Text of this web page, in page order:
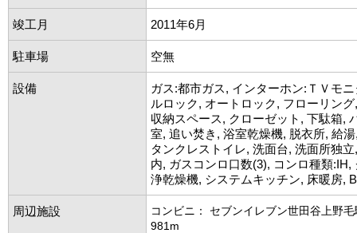
竣工月 2011年6月
駐車場 空無
設備
ガス:都市ガス, インターホン:ＴＶモ
ルロック, オートロック, フローリン
収納スペース, クローゼット, 下駄箱,
室, 追い焚き, 浴室乾燥機, 脱衣所, 給
タンクレストイレ, 洗面台, 洗面所独
内, ガスコンロ口数(3), コンロ種類:IH,
浄乾燥機, システムキッチン, 床暖房,
周辺施設
コンビニ： セブンイレブン世田谷上野
981m